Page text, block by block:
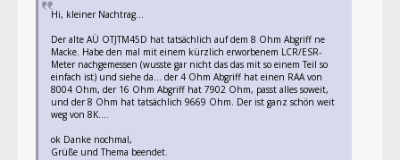
Hi, kleiner Nachtrag...
Der alte AÜ OTJTM45D hat tatsächlich auf dem 8 Ohm Abgriff ne
Macke. Habe den mal mit einem kürzlich erworbenem LCR/ESR-
Meter nachgemessen (wusste gar nicht das das mit so einem Teil so
einfach ist) und siehe da... der 4 Ohm Abgriff hat einen RAA von
8004 Ohm, der 16 Ohm Abgriff hat 7902 Ohm, passt alles soweit,
und der 8 Ohm hat tatsächlich 9669 Ohm. Der ist ganz schön weit
weg von 8K....
ok Danke nochmal,
Grüße und Thema beendet.